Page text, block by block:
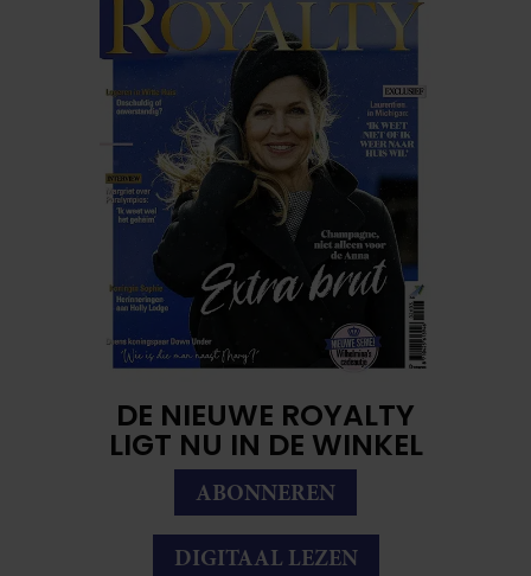
DE NIEUWE ROYALTY
LIGT NU IN DE WINKEL
ABONNEREN
DIGITAAL LEZEN